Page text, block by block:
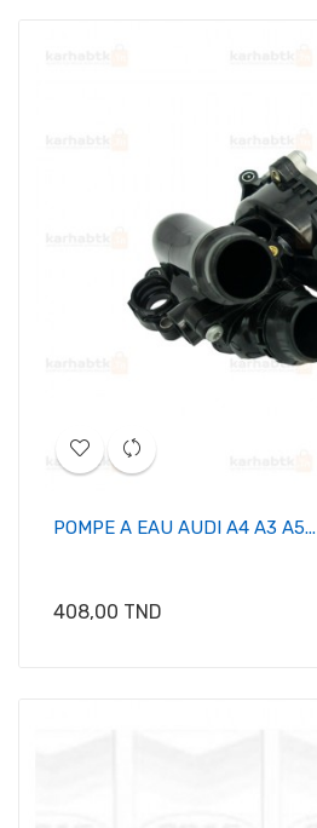
POMPE A EAU AUDI A4 A3 A5...
Prix
408,00 TND